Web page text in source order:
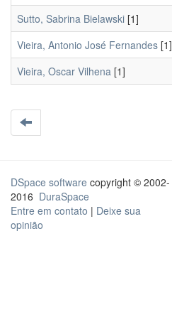
Sutto, Sabrina Bielawski [1]
Vieira, Antonio José Fernandes [1]
Vieira, Oscar Vilhena [1]
DSpace software copyright © 2002-
2016 DuraSpace
Entre em contato | Deixe sua
opinião